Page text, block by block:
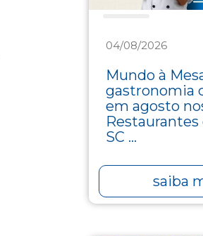
04/08/2026
Mundo à
gastronomia
em agosto
Restaurantes
SC ...
saiba